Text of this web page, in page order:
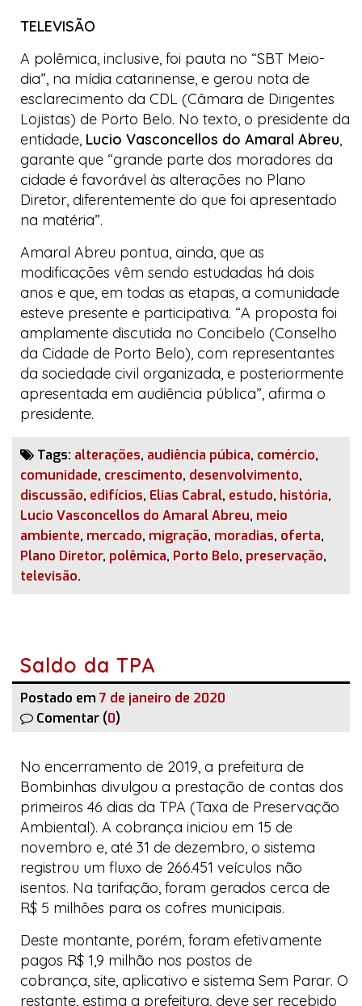
TELEVISÃO
A polêmica, inclusive, foi pauta no “SBT Meio-
dia”, na mídia catarinense, e gerou nota de
esclarecimento da CDL (Câmara de Dirigentes
Lojistas) de Porto Belo. No texto, o presidente da
entidade, Lucio Vasconcellos do Amaral Abreu,
garante que “grande parte dos moradores da
cidade é favorável às alterações no Plano
Diretor, diferentemente do que foi apresentado
na matéria”.
Amaral Abreu pontua, ainda, que as
modificações vêm sendo estudadas há dois
anos e que, em todas as etapas, a comunidade
esteve presente e participativa. “A proposta foi
amplamente discutida no Concibelo (Conselho
da Cidade de Porto Belo), com representantes
da sociedade civil organizada, e posteriormente
apresentada em audiência pública”, afirma o
presidente.
Tags: alterações, audiência púbica, comércio,
comunidade, crescimento, desenvolvimento,
discussão, edifícios, Elias Cabral, estudo, história,
Lucio Vasconcellos do Amaral Abreu, meio
ambiente, mercado, migração, moradias, oferta,
Plano Diretor, polêmica, Porto Belo, preservação,
televisão.
Saldo da TPA
Postado em 7 de janeiro de 2020
Comentar (0)
No encerramento de 2019, a prefeitura de
Bombinhas divulgou a prestação de contas dos
primeiros 46 dias da TPA (Taxa de Preservação
Ambiental). A cobrança iniciou em 15 de
novembro e, até 31 de dezembro, o sistema
registrou um fluxo de 266.451 veículos não
isentos. Na tarifação, foram gerados cerca de
R$ 5 milhões para os cofres municipais.
Deste montante, porém, foram efetivamente
pagos R$ 1,9 milhão nos postos de
cobrança, site, aplicativo e sistema Sem Parar. O
restante, estima a prefeitura, deve ser recebido